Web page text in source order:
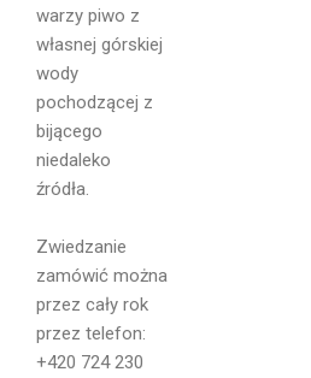
warzy piwo z
własnej górskiej
wody
pochodzącej z
bijącego
niedaleko
źródła.
Zwiedzanie
zamówić można
przez cały rok
przez telefon:
+420 724 230
Imię i